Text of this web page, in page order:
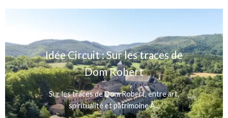
Idée Circuit : Sur les traces de
Dom Robert
Sur les traces de Dom Robert, entre art,
spiritualité et patrimoine À...